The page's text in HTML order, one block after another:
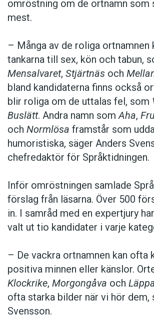
omröstning om de ortnamn som
mest.
– Många av de roliga ortnamnen
tankarna till sex, kön och tabun,
Mensalvaret, Stjärtnäs och
bland kandidaterna finns också
blir roliga om de uttalas fel, som
Buslätt. Andra namn somAha,
och Normlösa framstår som
humoristiska, säger Anders
chefredaktör för Språktidningen.
Inför omröstningen samlade
förslag från läsarna. Över 500
in. I samråd med en expertjury
valt ut tio kandidater i varje
– De vackra ortnamnen kan ofta
positiva minnen eller känslor.
Klockrike, Morgongåva och
ofta starka bilder när vi hör dem,
Svensson.